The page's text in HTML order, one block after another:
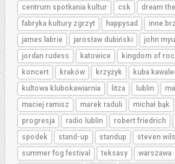
centrum spotkania kultur
csk dream
fabryka kultury zgrzyt
happysad
inne
james labrie
jarosław dubiński john
jordan rudess
katowice kingdom of
koncert
kraków krzyżyk
kuba
kultowa klubokawiarnia
litza lublin
maciej ramisz
marek raduli michał bąk
progresja
radio lublin robert friedrich
spodek
stand-up standup
steven
summer fog festival
teksasy warszawa